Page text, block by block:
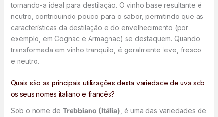
tornando-a ideal para destilação. O vinho base resultante é
neutro, contribuindo pouco para o sabor, permitindo que as
características da destilação e do envelhecimento (por
exemplo, em Cognac e Armagnac) se destaquem. Quando
transformada em vinho tranquilo, é geralmente leve, fresco
e neutro.
Quais são as principais utilizações desta variedade de uva sob
os seus nomes italiano e francês?
Sob o nome de Trebbiano (Itália) , é uma das variedades de